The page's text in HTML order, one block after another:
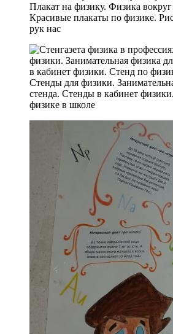
Плакат на физику. Физика вокруг
Красивые плакаты по физике.
рук нас
Стенды для физики.
стенда. Стенды в кабинет
физике в школе